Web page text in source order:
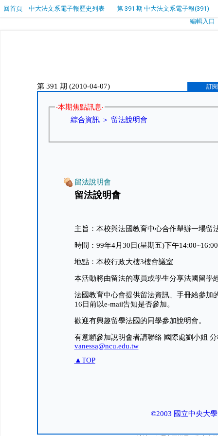
回首頁 中大法文系電子報歷史列表
第 391 期 中大法文系電子報(391)
編輯入口